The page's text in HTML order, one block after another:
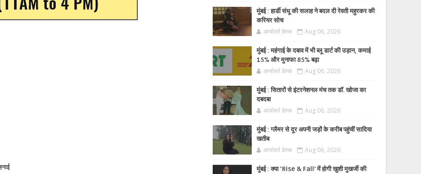
मुंबई : हार्डी संधू की सलाह ने बदल दी रेवती महुरकर की
करियर सोच
आर्यावर्त डेस्क Aug 06, 2026
मुंबई : महंगाई के दबाव में भी ब्लू डार्ट की उड़ान, कमाई
15% और मुनाफा 85% बढ़ा
आर्यावर्त डेस्क Aug 06, 2026
मुंबई : सितारों से इंटरनेशनल मंच तक डॉ. खोजा का
दबदबा
आर्यावर्त डेस्क Aug 06, 2026
मुंबई : ग्लैमर से दूर अपनी जड़ों के करीब पहुंचीं सादिया
खतीब
आर्यावर्त डेस्क Aug 06, 2026
मुंबई : क्या ‘Rise & Fall’ में होगी खुशी मुखर्जी की